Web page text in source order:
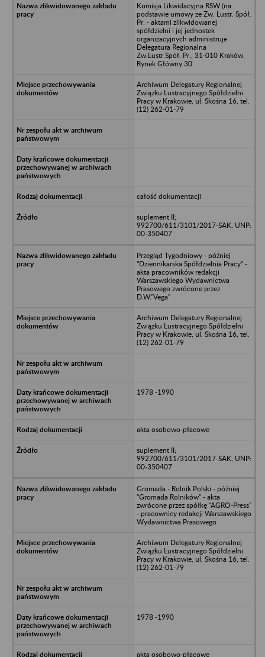
Komisja Likwidacyjna RSW (na
podstawie umowy ze Zw. Lustr. Spół.
Pr. - aktami zlikwidowanej
spółdzielni i jej jednostek
organizacyjnych administruje
Delegatura Regionalna
Zw.Lustr.Spół. Pr., 31-010 Kraków,
Rynek Główny 30
Archiwum Delegatury Regionalnej
Związku Lustracyjnego Spółdzielni
Pracy w Krakowie, ul. Skośna 16, tel.
(12) 262-01-79
całość dokumentacji
suplement II;
992700/611/3101/2017-SAK, UNP:
00-350407
Przegląd Tygodniowy - później
"Dziennikarska Spółdzielnia Pracy" -
akta pracowników redakcji
Warszawskiego Wydawnictwa
Prasowego zwrócone przez
D.W."Vega"
Archiwum Delegatury Regionalnej
Związku Lustracyjnego Spółdzielni
Pracy w Krakowie, ul. Skośna 16, tel.
(12) 262-01-79
1978 -1990
akta osobowo-płacowe
suplement II;
992700/611/3101/2017-SAK, UNP:
00-350407
Gromada - Rolnik Polski - później
"Gromada Rolników" - akta
zwrócone przez spółkę "AGRO-Press"
- pracownicy redakcji Warszawskiego
Wydawnictwa Prasowego
Archiwum Delegatury Regionalnej
Związku Lustracyjnego Spółdzielni
Pracy w Krakowie, ul. Skośna 16, tel.
(12) 262-01-79
1978 -1990
akta osobowo-płacowe